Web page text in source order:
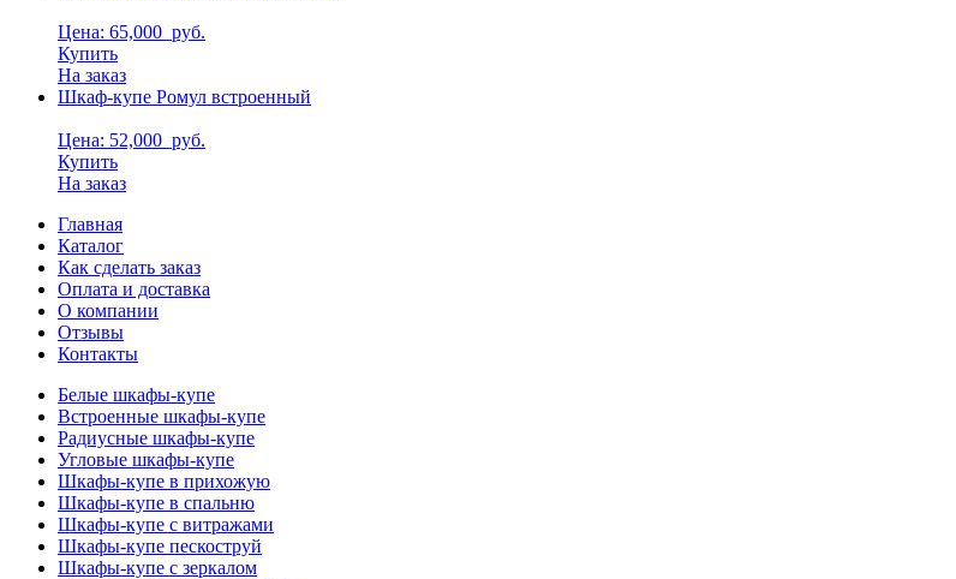
Цена: 65,000 руб.
Купить
На заказ
Шкаф-купе Ромул встроенный
Цена: 52,000 руб.
Купить
На заказ
Главная
Каталог
Как сделать заказ
Оплата и доставка
О компании
Отзывы
Контакты
Белые шкафы-купе
Встроенные шкафы-купе
Радиусные шкафы-купе
Угловые шкафы-купе
Шкафы-купе в прихожую
Шкафы-купе в спальню
Шкафы-купе с витражами
Шкафы-купе пескоструй
Шкафы-купе с зеркалом